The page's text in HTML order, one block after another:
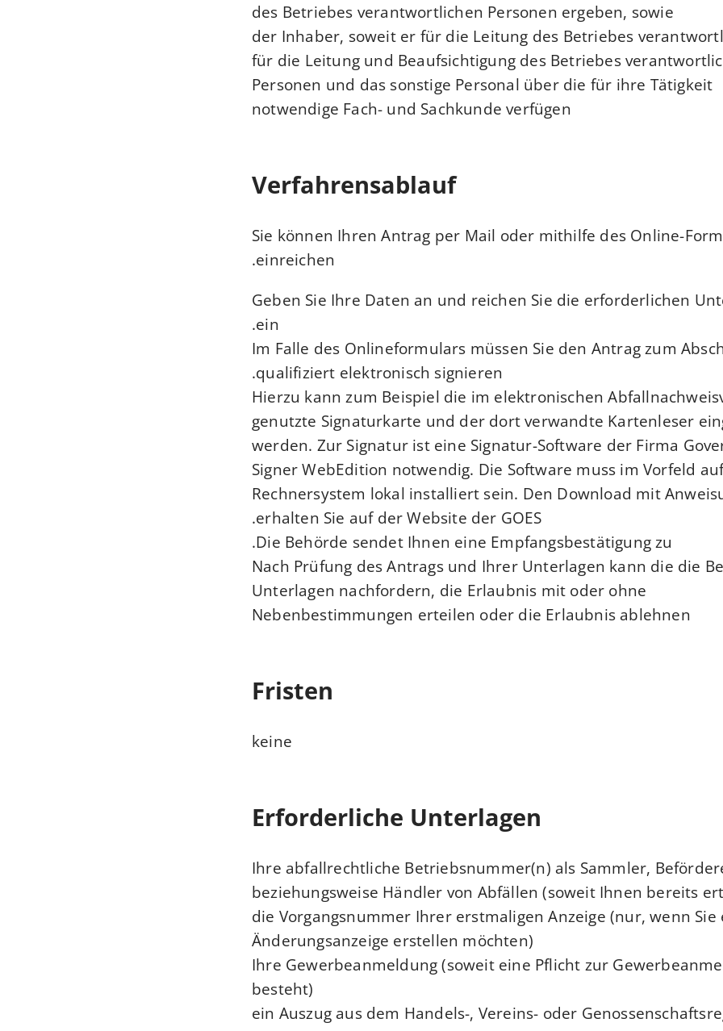
des Betriebes verantwortlichen Personen ergeben, sowie
der Inhaber, soweit er für die Leitung des Betriebes
für die Leitung und Beaufsichtigung des Betriebes
Personen und das sonstige Personal über die für ihre Tätigkeit
notwendige Fach- und Sachkunde verfügen
Verfahrensablauf
Sie können Ihren Antrag per Mail oder mithilfe des Online-
einreichen.
Geben Sie Ihre Daten an und reichen Sie die erforderlichen
ein.
Im Falle des Onlineformulars müssen Sie den Antrag zum
qualifiziert elektronisch signieren.
Hierzu kann zum Beispiel die im elektronischen
genutzte Signaturkarte und der dort verwandte Kartenleser
werden. Zur Signatur ist eine Signatur-Software der Firma
Signer WebEdition notwendig. Die Software muss im Vorfeld
Rechnersystem lokal installiert sein. Den Download mit
erhalten Sie auf der Website der GOES.
Die Behörde sendet Ihnen eine Empfangsbestätigung zu.
Nach Prüfung des Antrags und Ihrer Unterlagen kann die die
Unterlagen nachfordern, die Erlaubnis mit oder ohne
Nebenbestimmungen erteilen oder die Erlaubnis ablehnen
Fristen
keine
Erforderliche Unterlagen
Ihre abfallrechtliche Betriebsnummer(n) als Sammler,
beziehungsweise Händler von Abfällen (soweit Ihnen bereits
die Vorgangsnummer Ihrer erstmaligen Anzeige (nur, wenn Sie
Änderungsanzeige erstellen möchten)
Ihre Gewerbeanmeldung (soweit eine Pflicht zur
besteht)
ein Auszug aus dem Handels-, Vereins- oder